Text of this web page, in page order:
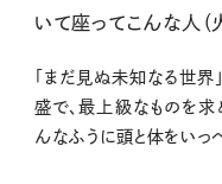
いて座ってこんな人（
「まだ見ぬ未知なる世
盛で、最上級なものを求
んなふうに頭と体をいっ